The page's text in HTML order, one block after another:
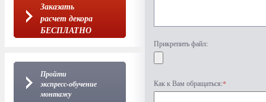
Заказать
расчет декора
БЕСПЛАТНО
Пройти
экспресс-обучение
монтажу
Прикрепить файл:
Как к Вам обращаться:*